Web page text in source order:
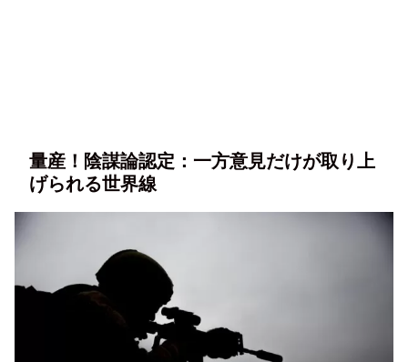
量産！陰謀論認定：一方意見だけが取り上
げられる世界線